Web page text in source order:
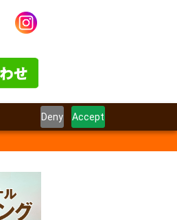
Deny Accept